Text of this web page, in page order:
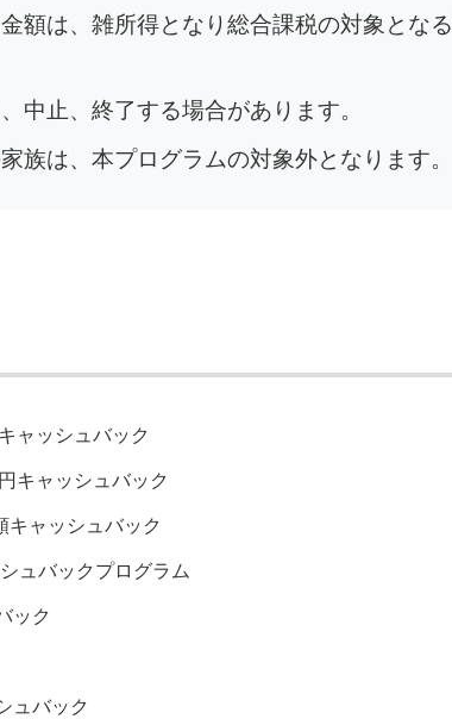
額は、雑所得となり総合課税の対象とな
中止、終了する場合があります。
族は、本プログラムの対象外となります。
ャッシュバック
キャッシュバック
キャッシュバック
ュバックプログラム
ック
ュバック